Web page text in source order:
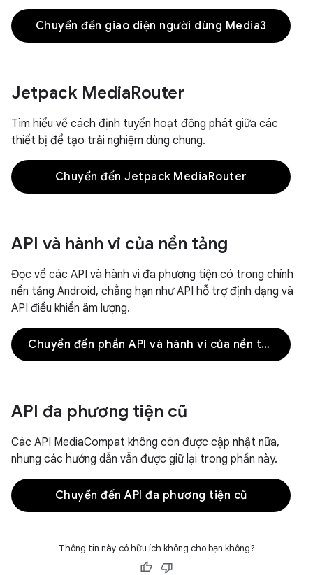
Chuyển đến giao diện người dùng Media3
Jetpack MediaRouter
Tìm hiểu về cách định tuyến hoạt động phát giữa các
thiết bị để tạo trải nghiệm dùng chung.
Chuyển đến Jetpack MediaRouter
API và hành vi của nền tảng
Đọc về các API và hành vi đa phương tiện có trong chính
nền tảng Android, chẳng hạn như API hỗ trợ định dạng và
API điều khiển âm lượng.
Chuyển đến phần API và hành vi của nền tảng
API đa phương tiện cũ
Các API MediaCompat không còn được cập nhật nữa,
nhưng các hướng dẫn vẫn được giữ lại trong phần này.
Chuyển đến API đa phương tiện cũ
Thông tin này có hữu ích không cho bạn không?